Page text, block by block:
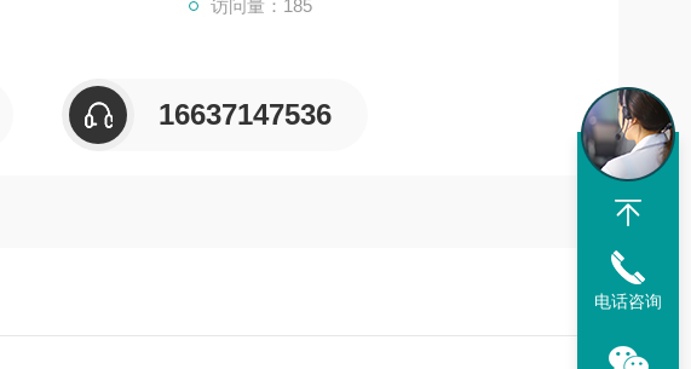
访问量：185
16637147536
电话咨询